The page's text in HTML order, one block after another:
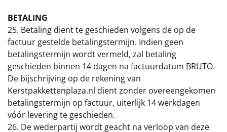
BETALING
25. Betaling dient te geschieden volgens de op de
factuur gestelde betalingstermijn. Indien geen
betalingstermijn wordt vermeld, zal betaling
geschieden binnen 14 dagen na factuurdatum BRUTO.
De bijschrijving op de rekening van
Kerstpakkettenplaza.nl dient zonder overeengekomen
betalingstermijn op factuur, uiterlijk 14 werkdagen
vóór levering te geschieden.
26. De wederpartij wordt geacht na verloop van deze